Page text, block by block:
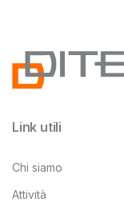
Link utili
Chi siamo
Attività